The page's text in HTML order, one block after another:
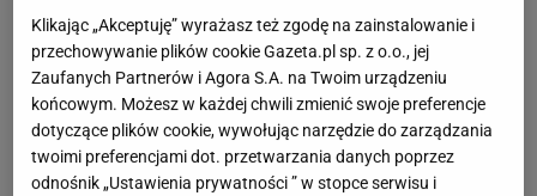
Zobacz wideo
Policjant, piłkarz, skoczek. Wszystkie
oblicza nowego trenera Polek
Blamaż Polaków w pierwszej serii, dramat Wąska
Wiatr znacznie przekraczał prędkość pół metra na
Klikając „Akceptuję” wyrażasz też zgodę na zainstalowanie i
przechowywanie plików cookie Gazeta.pl sp. z o.o., jej
Zaufanych Partnerów i Agora S.A. na Twoim urządzeniu
końcowym. Możesz w każdej chwili zmienić swoje preferencje
dotyczące plików cookie, wywołując narzędzie do zarządzania
twoimi preferencjami dot. przetwarzania danych poprzez
odnośnik „Ustawienia prywatności ” w stopce serwisu i